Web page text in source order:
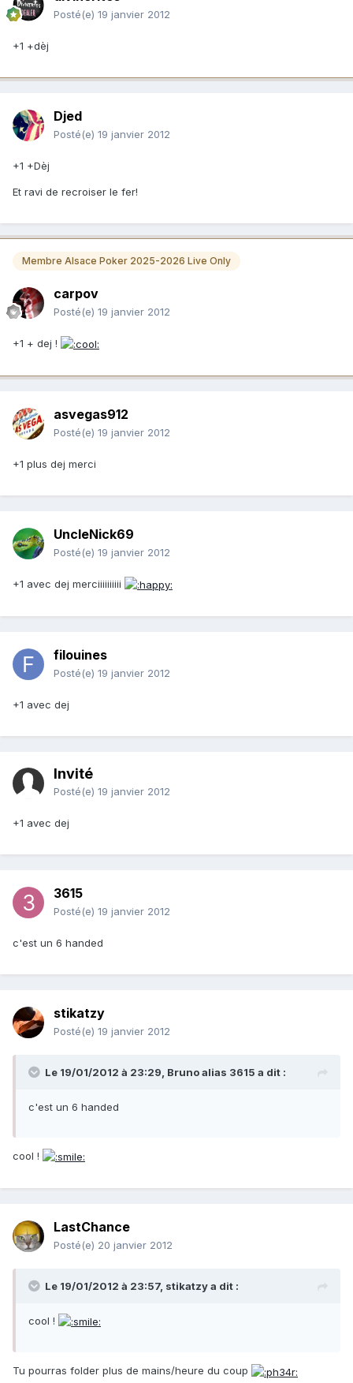
Posté(e) 19 janvier 2012
+1 +dèj
Djed
Posté(e) 19 janvier 2012
+1 +Dèj
Et ravi de recroiser le fer!
Membre Alsace Poker 2025-2026 Live Only
carpov
Posté(e) 19 janvier 2012
+1 + dej !
asvegas912
Posté(e) 19 janvier 2012
+1 plus dej merci
UncleNick69
Posté(e) 19 janvier 2012
+1 avec dej merciiiiiiiiii
filouines
Posté(e) 19 janvier 2012
+1 avec dej
Invité
Posté(e) 19 janvier 2012
+1 avec dej
3615
Posté(e) 19 janvier 2012
c'est un 6 handed
stikatzy
Posté(e) 19 janvier 2012
Le 19/01/2012 à 23:29, Bruno alias 3615 a dit :
c'est un 6 handed
cool !
LastChance
Posté(e) 20 janvier 2012
Le 19/01/2012 à 23:57, stikatzy a dit :
cool !
Tu pourras folder plus de mains/heure du coup